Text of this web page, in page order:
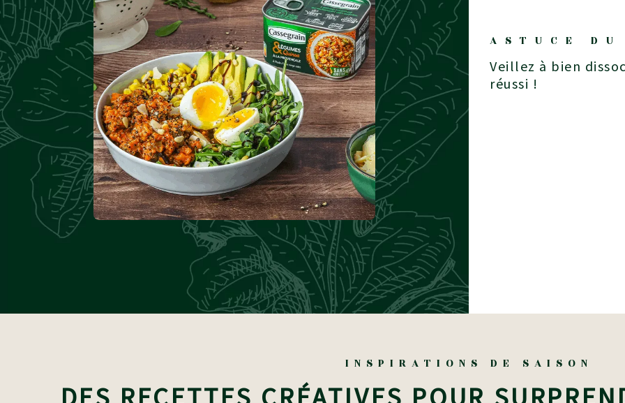
ASTUCE
Veillez à bien dissocier chaque élément pour un effet visuel
réussi !
INSPIRATIONS DE SAISON